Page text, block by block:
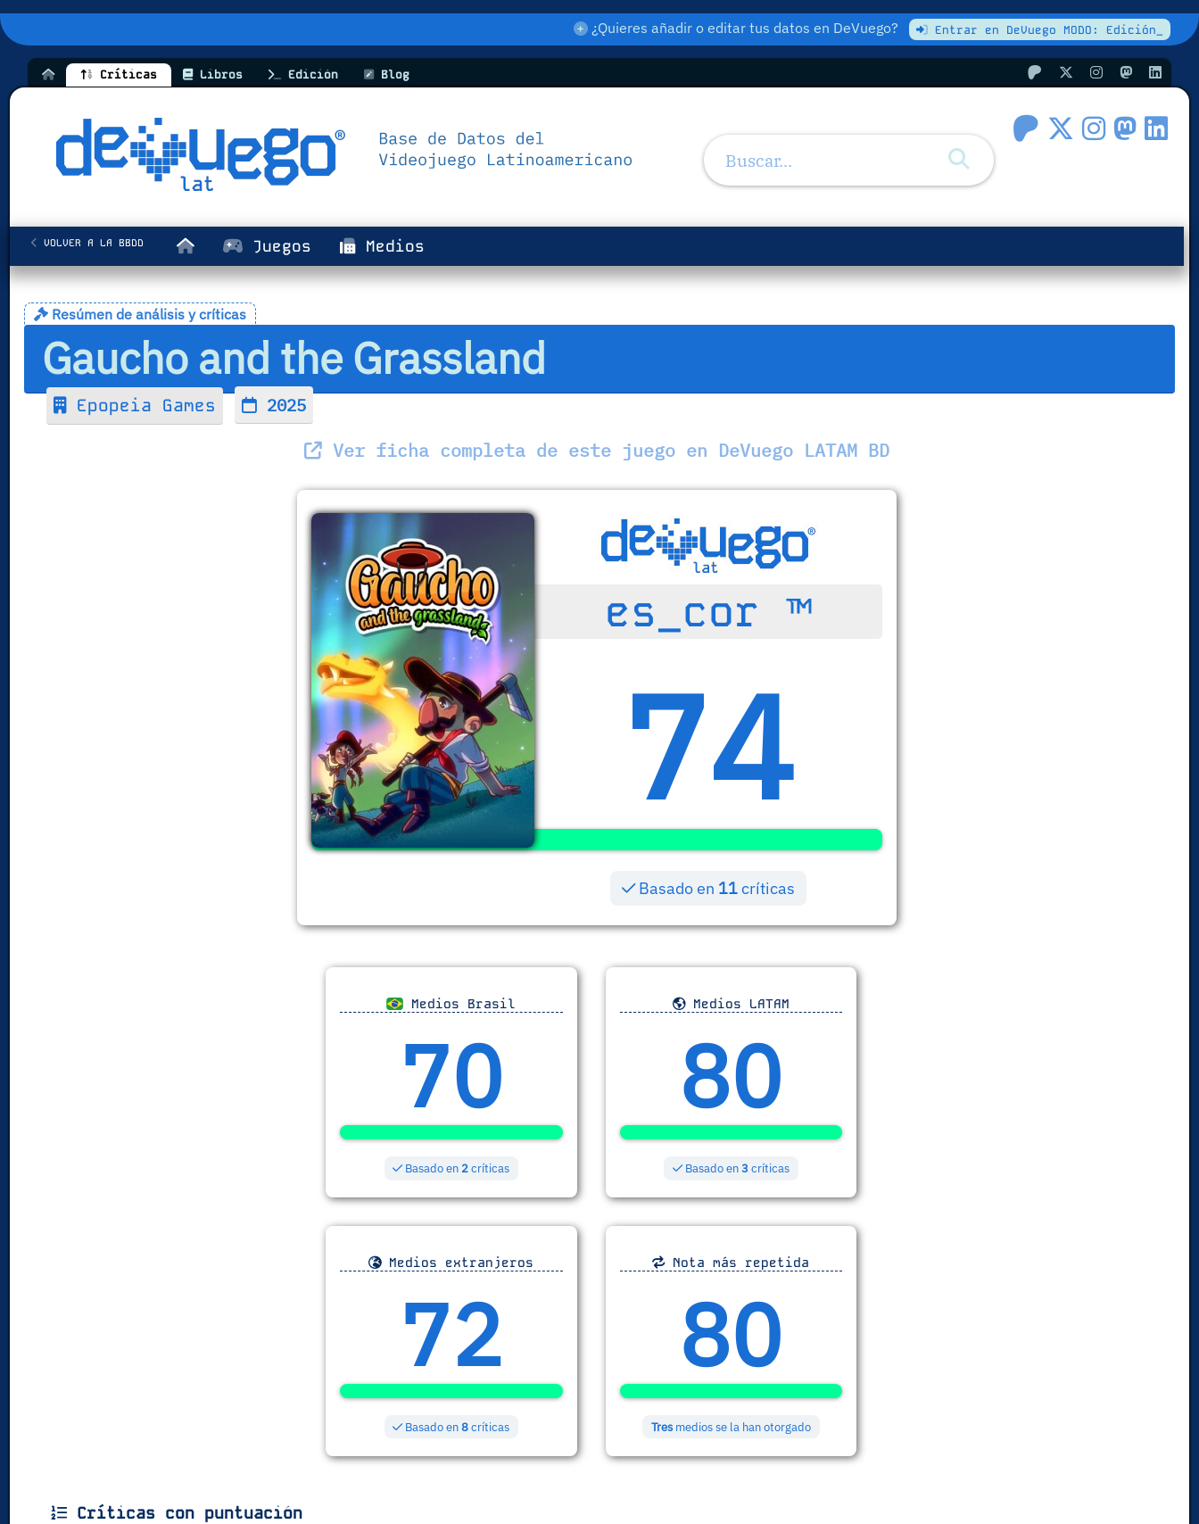
¿Quieres añadir o editar tus datos en DeVuego? Entrar en DeVuego MODO: Edición_
Críticas Libros Edición Blog
Juegos Medios
VOLVER A LA BBDD
Resúmen de análisis y críticas
Gaucho and the Grassland
Epopeia Games 2025
Ver ficha completa de este juego en DeVuego LATAM BD
es_cor ™
74
Basado en 11críticas
Medios Brasil
70
Basado en 2críticas
Medios LATAM
80
Basado en3 críticas
Medios extranjeros
72
Basado en8críticas
Nota más repetida
80
Tresmedios se la han otorgado
Críticas con puntuación